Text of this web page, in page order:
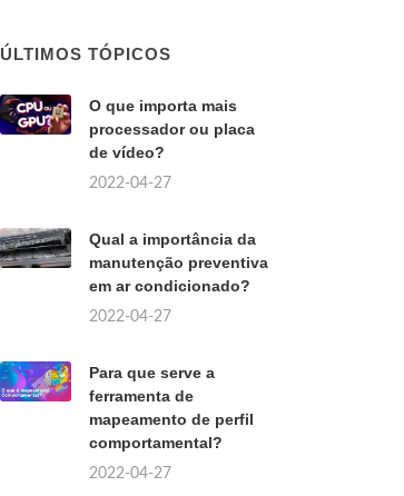
ÚLTIMOS TÓPICOS
O que importa mais
processador ou placa
de vídeo?
2022-04-27
Qual a importância da
manutenção preventiva
em ar condicionado?
2022-04-27
Para que serve a
ferramenta de
mapeamento de perfil
comportamental?
2022-04-27